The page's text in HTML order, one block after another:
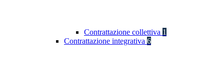
Contrattazione collettiva 1
Contrattazione integrativa 6